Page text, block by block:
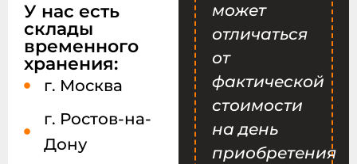
У нас есть
склады
временного
хранения:
г. Москва
г. Ростов-на-
Дону
может
отличаться
от
фактической
стоимости
на день
приобретения